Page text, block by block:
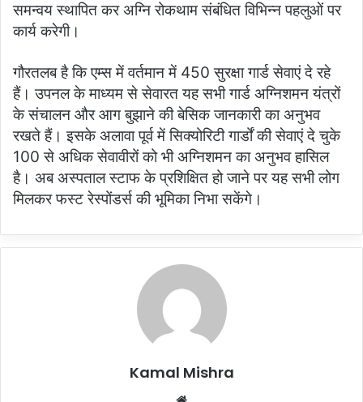
समन्वय स्थापित कर अग्नि रोकथाम संबंधित विभिन्न पहलुओं पर
कार्य करेगी।
गौरतलब है कि एम्स में वर्तमान में 450 सुरक्षा गार्ड सेवाएं दे रहे
हैं। उपनल के माध्यम से सेवारत यह सभी गार्ड अग्निशमन यंत्रों
के संचालन और आग बुझाने की बेसिक जानकारी का अनुभव
रखते हैं। इसके अलावा पूर्व में सिक्योरिटी गार्डों की सेवाएं दे चुके
100 से अधिक सेवावीरों को भी अग्निशमन का अनुभव हासिल
है। अब अस्पताल स्टाफ के प्रशिक्षित हो जाने पर यह सभी लोग
मिलकर फस्ट रेस्पोंडर्स की भूमिका निभा सकेंगे।
Kamal Mishra